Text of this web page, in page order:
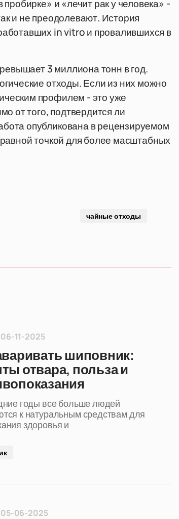
и «лечит рак у человека» -
и не преодолевают. История
in vitro и провалившихся в
3 миллиона тонн в год.
отходы. Если из них можно
профилем - это уже
от того, подтвердится ли
опубликована в рецензируемом
точкой для более масштабных
чайные отходы
06-11-2025
шиповник:
отвара, польза и
годы все больше людей
к натуральным средствам для
здоровья и
05-06-2025